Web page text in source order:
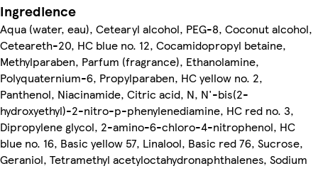
Ingredience
Aqua (water, eau), Cetearyl alcohol, PEG-8, Coconut alcohol,
Ceteareth-20, HC blue no. 12, Cocamidopropyl betaine,
Methylparaben, Parfum (fragrance), Ethanolamine,
Polyquaternium-6, Propylparaben, HC yellow no. 2,
Panthenol, Niacinamide, Citric acid, N, N'-bis(2-
hydroxyethyl)-2-nitro-p-phenylenediamine, HC red no. 3,
Dipropylene glycol, 2-amino-6-chloro-4-nitrophenol, HC
blue no. 16, Basic yellow 57, Linalool, Basic red 76, Sucrose,
Geraniol, Tetramethyl acetyloctahydronaphthalenes, Sodium